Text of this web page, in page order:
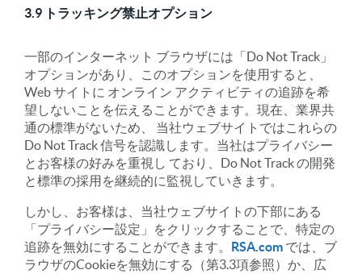
3.9 トラッキング禁止オプション
一部のインターネット ブラウザには「Do Not Track」
オプションがあり、このオプションを使用すると、
Web サイトに オンライン アクティビティの追跡を希
望しないことを伝えることができます。現在、業界共
通の標準がないため、 当社ウェブサイトではこれらの
Do Not Track 信号を認識します。当社はプライバシー
とお客様の好みを重視し ており、Do Not Track の開発
と標準の採用を継続的に監視していきます。
しかし、お客様は、当社ウェブサイトの下部にある
「プライバシー設定」をクリックすることで、特定の
追跡を無効にすることができます。 RSA.com では、ブ
ラウザのCookieを無効にする（第3.3項参照）か、広